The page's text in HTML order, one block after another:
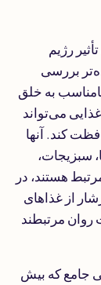
رژیم
بررسی
به خلق
می‌تواند
کند. آنها
سبزیجات،
هستند، در
از غذاهای
روان مرتبطند
جامع که بیش